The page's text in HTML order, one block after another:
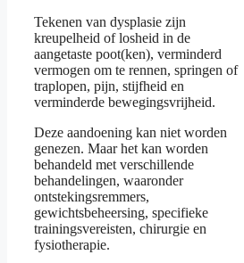
Tekenen van dysplasie zijn
kreupelheid of losheid in de
aangetaste poot(ken), verminderd
vermogen om te rennen, springen of
traplopen, pijn, stijfheid en
verminderde bewegingsvrijheid.
Deze aandoening kan niet worden
genezen. Maar het kan worden
behandeld met verschillende
behandelingen, waaronder
ontstekingsremmers,
gewichtsbeheersing, specifieke
trainingsvereisten, chirurgie en
fysiotherapie.